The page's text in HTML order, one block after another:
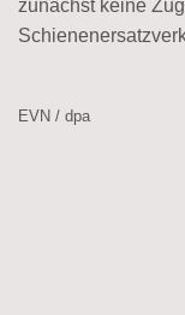
zunächst keine
EVN / dpa